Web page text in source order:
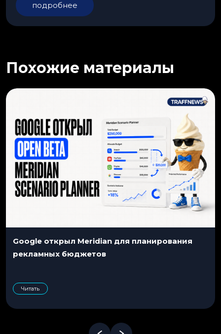
подробнее
Похожие материалы
Google открыл Meridian для планирования
рекламных бюджетов
Читать